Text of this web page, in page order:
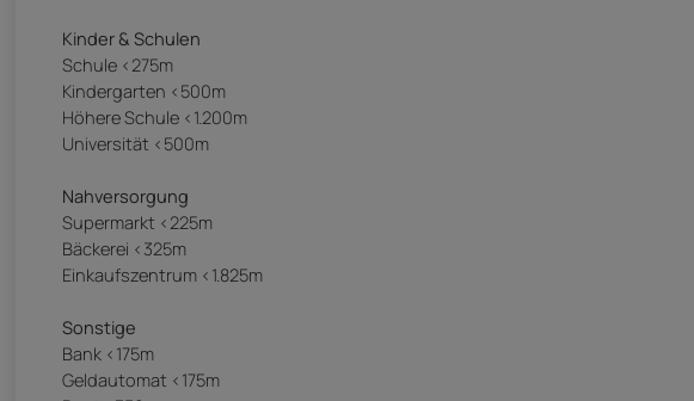
Kinder & Schulen
Schule <275m
Kindergarten <500m
Höhere Schule <1.200m
Universität <500m
Nahversorgung
Supermarkt <225m
Bäckerei <325m
Einkaufszentrum <1.825m
Sonstige
Bank <175m
Geldautomat <175m